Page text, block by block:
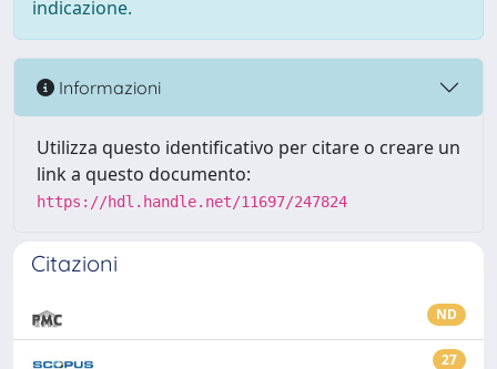
indicazione.
Informazioni
Utilizza questo identificativo per citare o creare un
link a questo documento:
https://hdl.handle.net/11697/247824
Citazioni
ND
27